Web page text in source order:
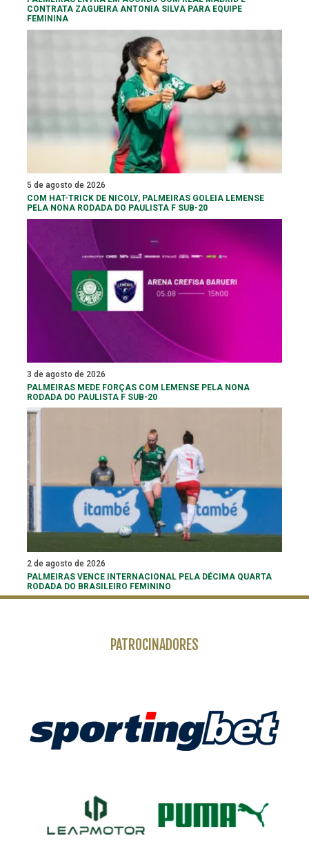
CONTRATA ZAGUEIRA ANTONIA SILVA PARA EQUIPE
FEMININA
5 de agosto de 2026
COM HAT-TRICK DE NICOLY, PALMEIRAS GOLEIA LEMENSE
PELA NONA RODADA DO PAULISTA F SUB-20
3 de agosto de 2026
PALMEIRAS MEDE FORÇAS COM LEMENSE PELA NONA
RODADA DO PAULISTA F SUB-20
2 de agosto de 2026
PALMEIRAS VENCE INTERNACIONAL PELA DÉCIMA QUARTA
RODADA DO BRASILEIRO FEMININO
PATROCINADORES